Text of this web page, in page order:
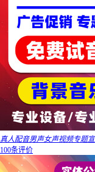
真人配音男声女声视频专题
100条评价